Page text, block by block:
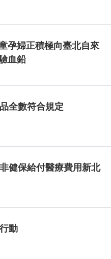
孕婦正積極向臺北自來
血鉛
全數符合規定
健保給付醫療費用新北
動